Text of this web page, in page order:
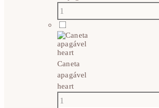
Caneta
apagável
heart